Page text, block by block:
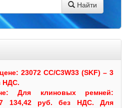
Найти
23072 CC/C3W33 (SKF) – 3
НДС.
Для клиновых ремней:
134,42 руб. без НДС. Для